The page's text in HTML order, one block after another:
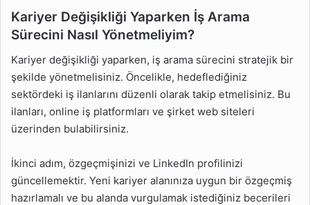
Kariyer Değişikliği Yaparken İş Arama
Sürecini Nasıl Yönetmeliyim?
Kariyer değişikliği yaparken, iş arama sürecini stratejik bir
şekilde yönetmelisiniz. Öncelikle, hedeflediğiniz
sektördeki iş ilanlarını düzenli olarak takip etmelisiniz. Bu
ilanları, online iş platformları ve şirket web siteleri
üzerinden bulabilirsiniz.
İkinci adım, özgeçmişinizi ve LinkedIn profilinizi
güncellemektir. Yeni kariyer alanınıza uygun bir özgeçmiş
hazırlamalı ve bu alanda vurgulamak istediğiniz becerileri